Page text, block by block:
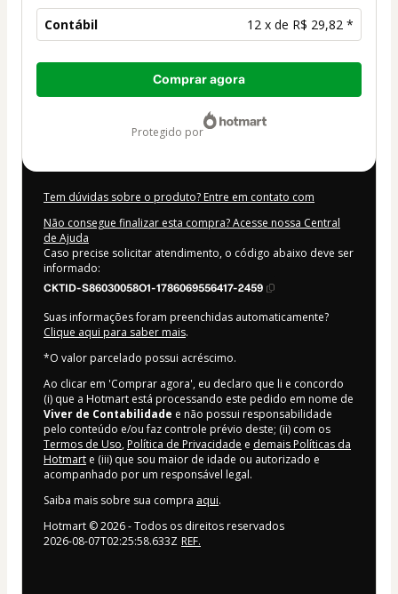
Contábil 12 x de R$ 29,82 *
Total
Comprar agora
protegido por
Tem dúvidas sobre o produto? Entre em contato com
Não consegue finalizar esta compra? Acesse nossa Central
de Ajuda
Caso precise solicitar atendimento, o código abaixo deve ser
informado:
CKTID-S86030058O1-1786069556417-2459
Suas informações foram preenchidas automaticamente?
Clique aqui para saber mais.
*O valor parcelado possui acréscimo.
Ao clicar em 'Comprar agora', eu declaro que li e concordo
(i) que a Hotmart está processando este pedido em nome de
Viver de Contabilidade e não possui responsabilidade
pelo conteúdo e/ou faz controle prévio deste; (ii) com os
Termos de Uso, Política de Privacidade e demais Políticas da
Hotmart e (iii) que sou maior de idade ou autorizado e
acompanhado por um responsável legal.
Saiba mais sobre sua compra aqui.
Hotmart ©2026- Todos os direitos reservados
2026-08-07T02:25:58.633Z REF.